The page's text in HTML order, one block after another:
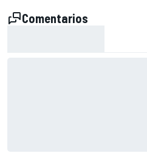
Comentarios